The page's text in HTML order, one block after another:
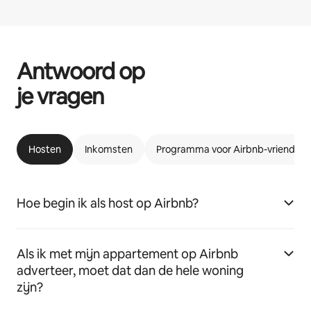
Antwoord op
je vragen
Hosten Inkomsten Programma voor Airbnb-
Hoe begin ik als host op Airbnb?
Als ik met mijn appartement op Airbnb
adverteer, moet dat dan de hele woning
zijn?